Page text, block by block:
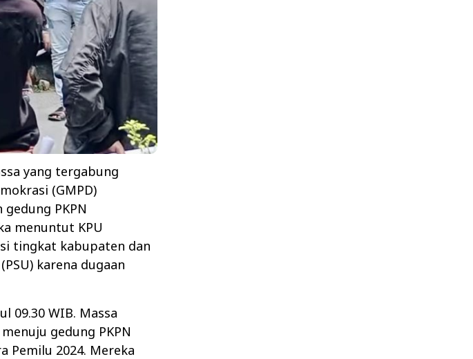
yang tergabung
(GMPD)
PKPN
menuntut KPU
tingkat kabupaten dan
karena dugaan
09.30 WIB. Massa
gedung PKPN
Pemilu 2024. Mereka